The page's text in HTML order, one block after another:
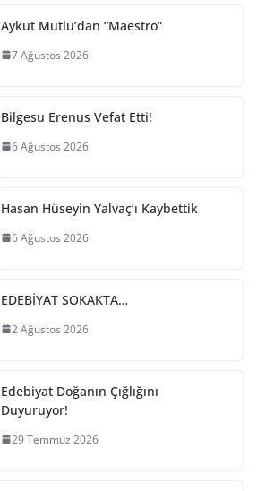
Aykut Mutlu’dan “Maestro”
7 Ağustos 2026
Bilgesu Erenus Vefat Etti!
6 Ağustos 2026
Hasan Hüseyin Yalvaç’ı Kaybettik
6 Ağustos 2026
EDEBİYAT SOKAKTA…
2 Ağustos 2026
Edebiyat Doğanın Çığlığını
Duyuruyor!
29 Temmuz 2026